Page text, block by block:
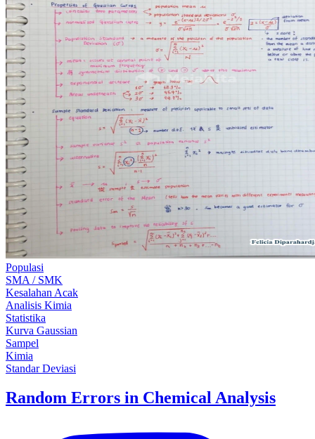
Populasi
SMA / SMK
Kesalahan Acak
Analisis Kimia
Statistika
Kurva Gaussian
Sampel
Kimia
Standar Deviasi
Random Errors in Chemical Analysis